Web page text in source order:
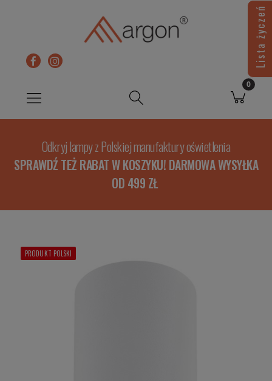
Odkryj lampy z Polskiej manufaktury oświetlenia
SPRAWDŹ TEŻ RABAT W KOSZYKU! DARMOWA WYSYŁKA
OD 499 ZŁ
PRODUKT POLSKI
Lista życzeń